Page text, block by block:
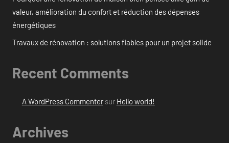
valeur, amélioration du confort et réduction des dépenses
énergétiques
Travaux de rénovation : solutions fiables pour un projet solide
Recent Comments
A WordPress Commentersur Hello world!
Archives